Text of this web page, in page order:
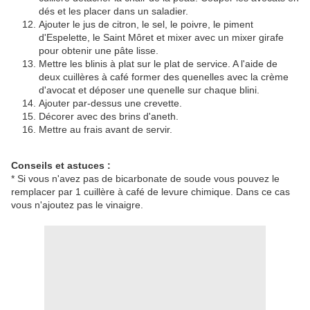
dés et les placer dans un saladier.
Ajouter le jus de citron, le sel, le poivre, le piment
d'Espelette, le Saint Môret et mixer avec un mixer girafe
pour obtenir une pâte lisse.
Mettre les blinis à plat sur le plat de service. A l'aide de
deux cuillères à café former des quenelles avec la crème
d'avocat et déposer une quenelle sur chaque blini.
Ajouter par-dessus une crevette.
Décorer avec des brins d'aneth.
Mettre au frais avant de servir.
Conseils et astuces :
* Si vous n'avez pas de bicarbonate de soude vous pouvez le
remplacer par 1 cuillère à café de levure chimique. Dans ce cas
vous n'ajoutez pas le vinaigre.